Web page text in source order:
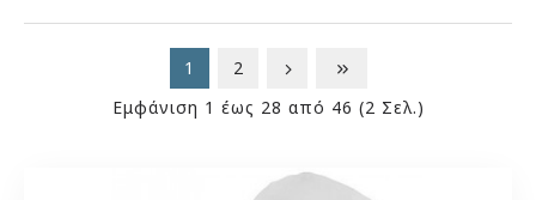
1
2
Εμφάνιση 1 έως 28 από 46 (2 Σελ.)